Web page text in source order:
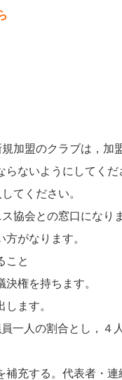
加盟のクラブは，加
ないようにしてくだ
てください。
協会との窓口になり
がなります。
こと
権を持ちます。
ます。
一人の割合とし，４
充する。代表者・連